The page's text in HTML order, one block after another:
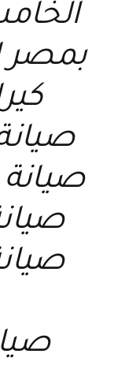
بمصر
صيانة